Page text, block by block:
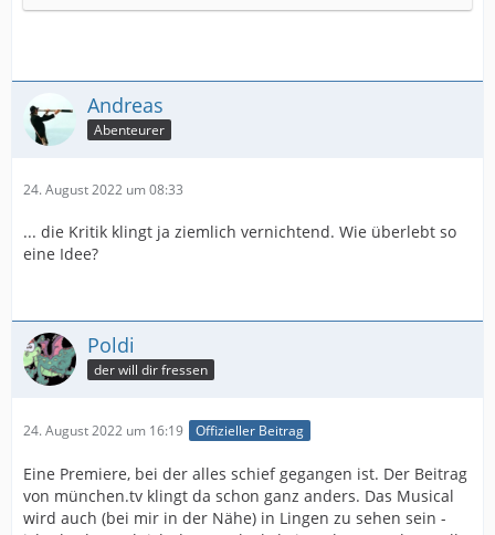
Andreas
Abenteurer
24. August 2022 um 08:33
... die Kritik klingt ja ziemlich vernichtend. Wie überlebt so
eine Idee?
Poldi
der will dir fressen
24. August 2022 um 16:19 Offizieller Beitrag
Eine Premiere, bei der alles schief gegangen ist. Der Beitrag
von münchen.tv klingt da schon ganz anders. Das Musical
wird auch (bei mir in der Nähe) in Lingen zu sehen sein -